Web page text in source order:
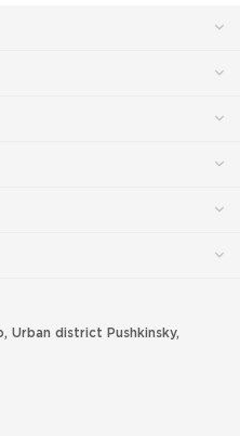
Urban district Pushkinsky,